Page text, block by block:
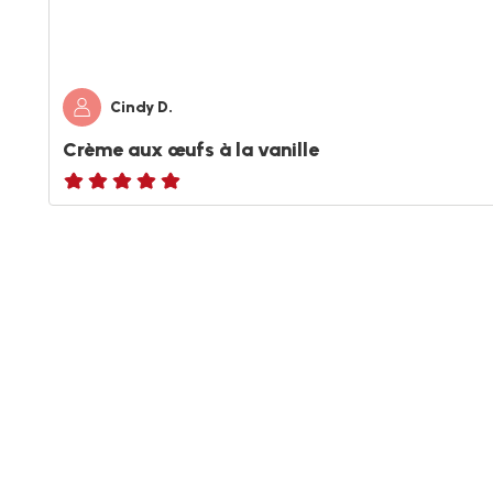
Cindy D.
Crème aux œufs à la vanille
Avis